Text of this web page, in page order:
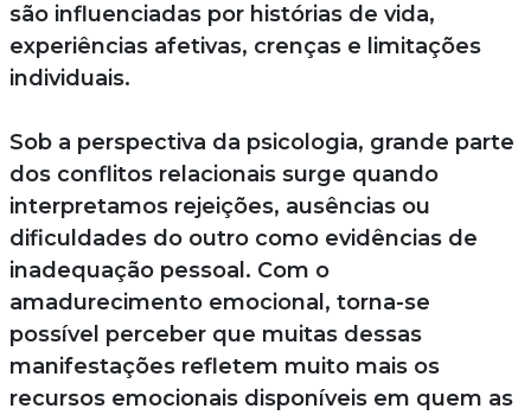
são influenciadas por histórias de vida,
experiências afetivas, crenças e limitações
individuais.
Sob a perspectiva da psicologia, grande parte
dos conflitos relacionais surge quando
interpretamos rejeições, ausências ou
dificuldades do outro como evidências de
inadequação pessoal. Com o
amadurecimento emocional, torna-se
possível perceber que muitas dessas
manifestações refletem muito mais os
recursos emocionais disponíveis em quem as